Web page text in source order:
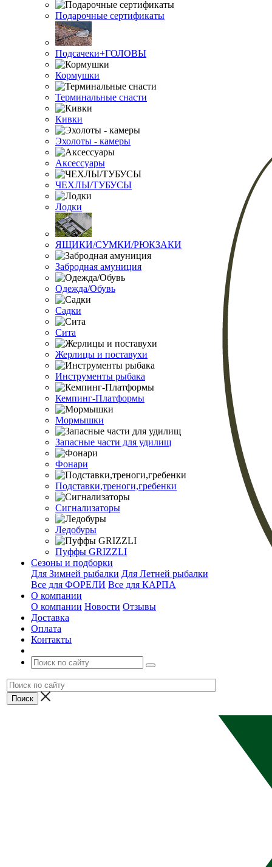
Подарочные сертификаты
Подсачеки+ГОЛОВЫ
Кормушки
Терминальные снасти
Кивки
Эхолоты - камеры
Аксессуары
ЧЕХЛЫ/ТУБУСЫ
Лодки
ЯЩИКИ/СУМКИ/РЮКЗАКИ
Забродная амуниция
Одежда/Обувь
Садки
Сита
Жерлицы и поставухи
Инструменты рыбака
Кемпинг-Платформы
Мормышки
Запасные части для удилищ
Фонари
Подставки,треноги,гребенки
Сигнализаторы
Ледобуры
Пуффы GRIZZLI
Сезоны и подборки
Для Зимней рыбалки Для Летней рыбалки
Все для ФОРЕЛИ Все для КАРПА
О компании
О компании Новости Отзывы
Доставка
Оплата
Контакты